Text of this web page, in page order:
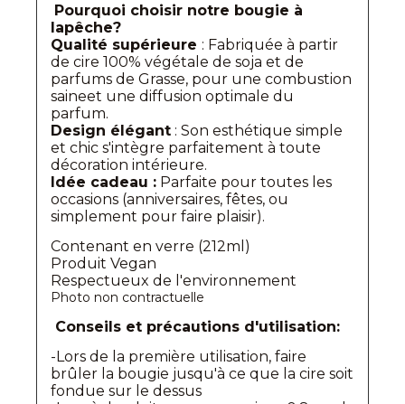
Pourquoi choisir notre bougie à
lapêche?
Qualité supérieure : Fabriquée à partir
de cire 100% végétale de soja et de
parfums de Grasse, pour une combustion
saineet une diffusion optimale du
parfum.
Design élégant : Son esthétique simple
et chic s'intègre parfaitement à toute
décoration intérieure.
Idée cadeau : Parfaite pour toutes les
occasions (anniversaires, fêtes, ou
simplement pour faire plaisir).
Contenant en verre (212ml)
Produit Vegan
Respectueux de l'environnement
Photo non contractuelle
Conseils et précautions d'utilisation:
-Lors de la première utilisation, faire
brûler la bougie jusqu'à ce que la cire soit
fondue sur le dessus